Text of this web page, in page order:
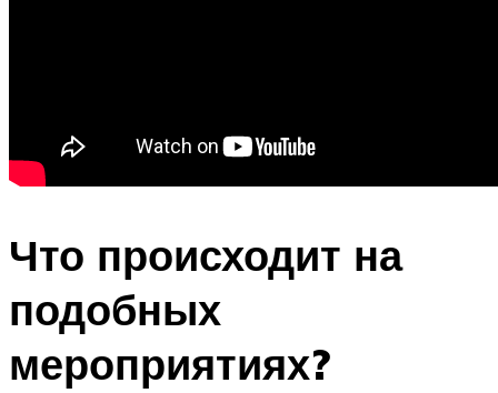
Что происходит на
подобных
мероприятиях?